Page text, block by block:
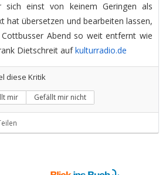
sich einst von keinem Geringen als
hat übersetzen und bearbeiten lassen,
Abend so weit entfernt wie
Dietschreit aufkulturradio.de
diese Kritik
mir Gefällt mir nicht